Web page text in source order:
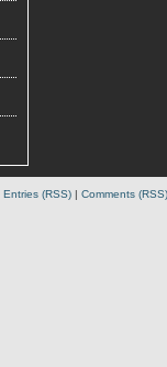
Entries (RSS) | Comments (RSS)